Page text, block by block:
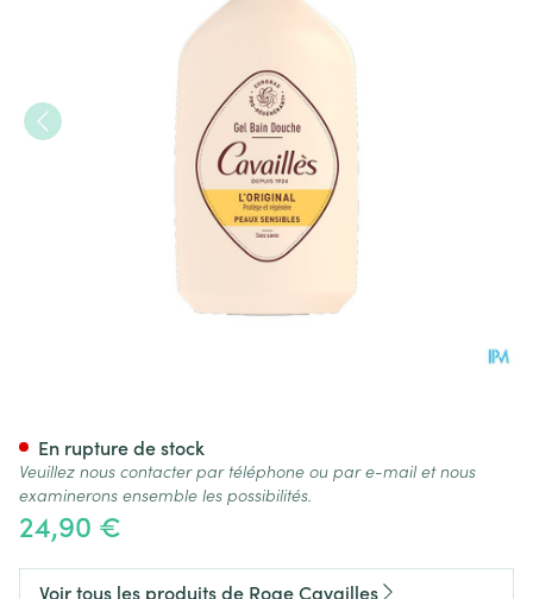
24,90 €
En rupture de stock
Veuillez nous contacter par téléphone ou par e-mail et nous
examinerons ensemble les possibilités.
Voir tous les produits de Roge Cavailles